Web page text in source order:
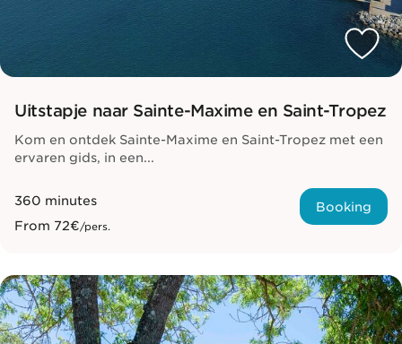
Uitstapje naar Sainte-Maxime en Saint-Tropez
Kom en ontdek Sainte-Maxime en Saint-Tropez met een
ervaren gids, in een...
360 minutes
From 72€/pers.
Booking